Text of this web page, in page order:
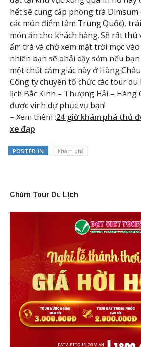
hết sẽ cung cấp phòng trà Dimsum
các món điểm tâm Trung Quốc),
món ăn cho khách hàng. Sẽ rất
ấm trà và chờ xem mặt trời mọc
nhiên bạn sẽ phải dậy sớm nếu
một chút cảm giác này ở Hàng Châu.
Công ty chuyên tổ chức các tour
lịch Bắc Kinh – Thượng Hải – Hàng
được vinh dự phục vụ bạn!
– Xem thêm :24 giờ khám phá thủ
xe đạp
POSTED IN Khám phá
Chùm Tour Du Lịch